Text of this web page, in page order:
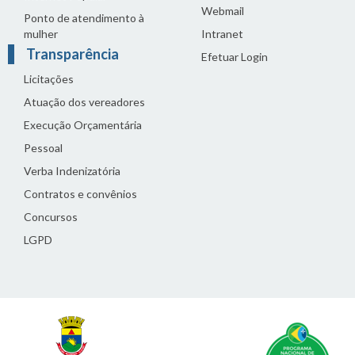
Ponto de atendimento à
mulher
Transparência
Licitações
Atuação dos vereadores
Execução Orçamentária
Pessoal
Verba Indenizatória
Contratos e convênios
Concursos
LGPD
Webmail
Intranet
Efetuar Login